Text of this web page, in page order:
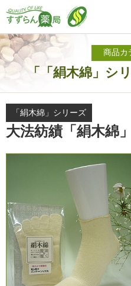
商品カ
「「絹木綿」シ
「絹木綿」シリーズ
大法紡績「絹木綿